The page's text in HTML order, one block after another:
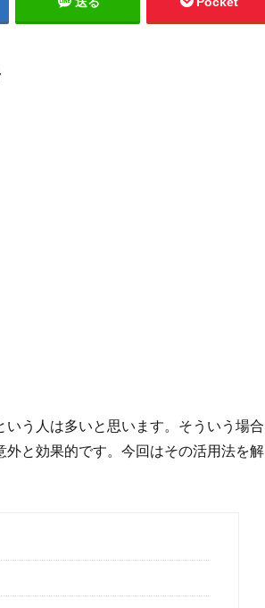
う人は多いと思います。そういう場合
と効果的です。今回はその活用法を解